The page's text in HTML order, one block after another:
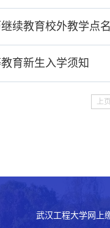
续教育校外教学点
育新生入学须知
上页
武汉工程大学网上